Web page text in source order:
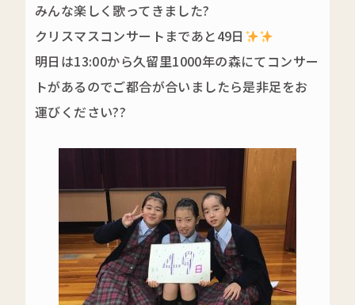
みんな楽しく歌ってきました?
クリスマスコンサートまであと49日
明日は13:00から久留里1000年の森にてコンサー
トがあるのでご都合が合いましたら是非足をお
運びください??